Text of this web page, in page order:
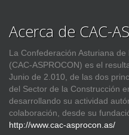
Acerca de CAC-
La Confederación Asturiana
(CAC-ASPROCON) es el
Junio de 2.010, de las dos
del Sector de la Construcción
desarrollando su actividad
colaboración, desde su
http://www.cac-asprocon.as/